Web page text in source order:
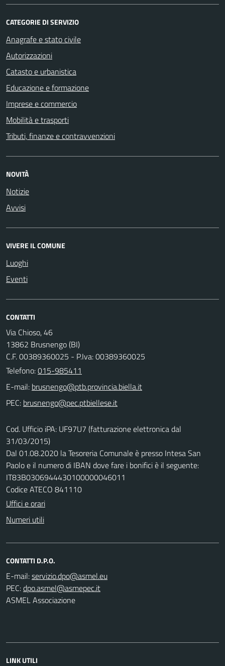
CATEGORIE DI SERVIZIO
Anagrafe e stato civile
Autorizzazioni
Catasto e urbanistica
Educazione e formazione
Imprese e commercio
Mobilità e trasporti
Tributi, finanze e contravvenzioni
NOVITÀ
Notizie
Avvisi
VIVERE IL COMUNE
Luoghi
Eventi
CONTATTI
Via Chioso, 46
13862 Brusnengo (BI)
C.F. 00389360025 - P.Iva: 00389360025
Telefono:015-985411
E-mail:
PEC:
Cod. Ufficio iPA: UF97U7 (fatturazione elettronica dal
31/03/2015)
Dal 01.08.2020 la Tesoreria Comunale è presso Intesa San
Paolo e il numero di IBAN dove fare i bonifici è il seguente:
IT83B0306944430100000046011
Codice ATECO 841110
Uffici e orari
Numeri utili
CONTATTI D.P.O.
E-mail:
PEC:
ASMEL Associazione
LINK UTILI